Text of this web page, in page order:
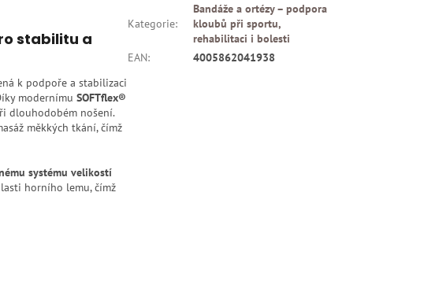
stabilitu a
k podpoře a stabilizaci
modernímu SOFTflex®
dlouhodobém nošení.
měkkých tkání, čímž
systému velikostí
horního lemu, čímž
Kategorie:
Bandáže a ortézy – podpora
kloubů při sportu,
rehabilitaci i bolesti
EAN: 4005862041938